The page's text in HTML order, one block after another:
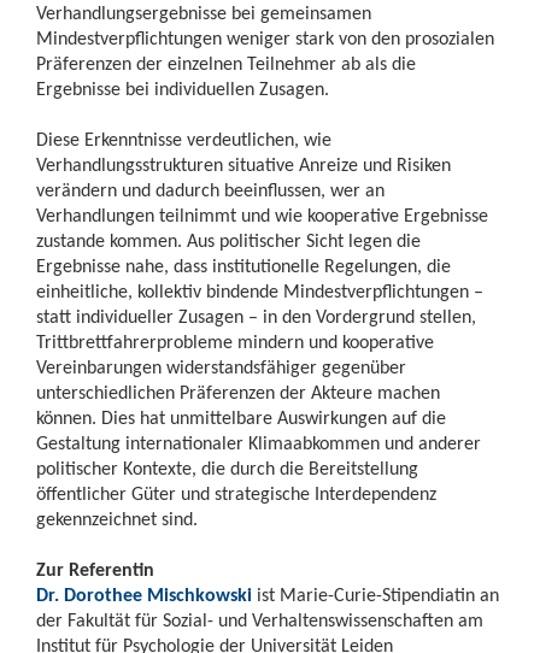
Verhandlungsergebnisse bei gemeinsamen
Mindestverpflichtungen weniger stark von den prosozialen
Präferenzen der einzelnen Teilnehmer ab als die
Ergebnisse bei individuellen Zusagen.
Diese Erkenntnisse verdeutlichen, wie
Verhandlungsstrukturen situative Anreize und Risiken
verändern und dadurch beeinflussen, wer an
Verhandlungen teilnimmt und wie kooperative Ergebnisse
zustande kommen. Aus politischer Sicht legen die
Ergebnisse nahe, dass institutionelle Regelungen, die
einheitliche, kollektiv bindende Mindestverpflichtungen –
statt individueller Zusagen – in den Vordergrund stellen,
Trittbrettfahrerprobleme mindern und kooperative
Vereinbarungen widerstandsfähiger gegenüber
unterschiedlichen Präferenzen der Akteure machen
können. Dies hat unmittelbare Auswirkungen auf die
Gestaltung internationaler Klimaabkommen und anderer
politischer Kontexte, die durch die Bereitstellung
öffentlicher Güter und strategische Interdependenz
gekennzeichnet sind.
Zur Referentin
Dr. Dorothee Mischkowski ist Marie-Curie-Stipendiatin an
der Fakultät für Sozial- und Verhaltenswissenschaften am
Institut für Psychologie der Universität Leiden